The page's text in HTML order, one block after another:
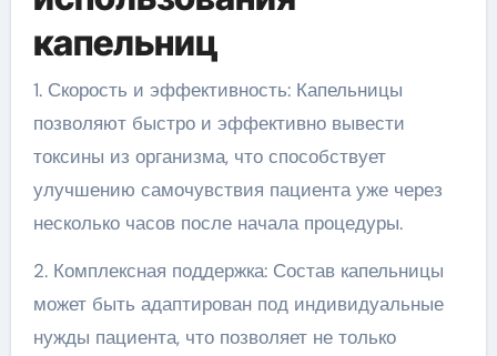
капельниц
1. Скорость и эффективность: Капельницы
позволяют быстро и эффективно вывести
токсины из организма, что способствует
улучшению самочувствия пациента уже через
несколько часов после начала процедуры.
2. Комплексная поддержка: Состав капельницы
может быть адаптирован под индивидуальные
нужды пациента, что позволяет не только